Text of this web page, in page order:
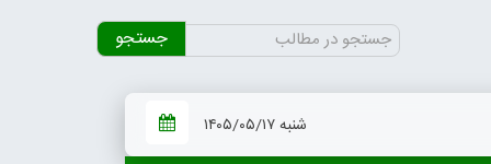
جستجو
برای:
شنبه ۱۴۰۵/۰۵/۱۷